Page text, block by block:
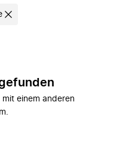
einem anderen